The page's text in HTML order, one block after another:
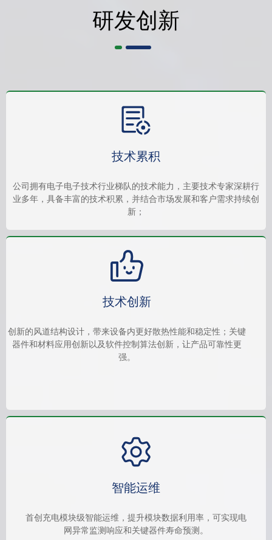
研发创新
技术累积
公司拥有电子电子技术行业梯队的技术能力，主要技术专家深耕行
业多年，具备丰富的技术积累，并结合市场发展和客户需求持续创
新；
技术创新
创新的风道结构设计，带来设备内更好散热性能和稳定性；关键
器件和材料应用创新以及软件控制算法创新，让产品可靠性更
强。
智能运维
首创充电模块级智能运维，提升模块数据利用率，可实现电
网异常监测响应和关键器件寿命预测。